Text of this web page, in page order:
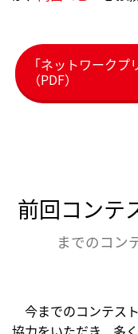
「ネットワーク
（PDF）
前回コンテ
までのコン
今までのコンテス